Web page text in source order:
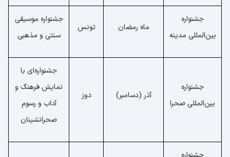
جشنواره
بین‌المللی مدینه
ماه رمضان تونس
جشنواره موسیقی
سنتی و مذهبی
جشنواره
بین‌المللی صحرا
آذر (دسامبر) دوز
جشنواره‌ای با
نمایش فرهنگ و
آداب و رسوم
صحرانشینان